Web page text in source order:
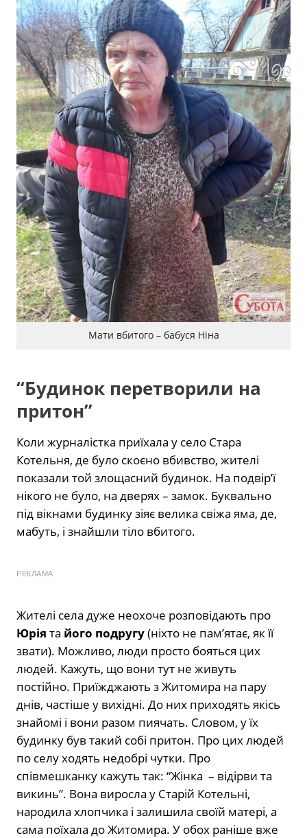
Мати вбитого – бабуся Ніна
“Будинок перетворили на
притон”
Коли журналістка приїхала у село Стара
Котельня, де було скоєно вбивство, жителі
показали той злощасний будинок. На подвір’ї
нікого не було, на дверях – замок. Буквально
під вікнами будинку зіяє велика свіжа яма, де,
мабуть, і знайшли тіло вбитого.
РЕКЛАМА
Жителі села дуже неохоче розповідають про
Юрія та його подругу(ніхто не пам’ятає, як її
звати). Можливо, люди просто бояться цих
людей. Кажуть, що вони тут не живуть
постійно. Приїжджають з Житомира на пару
днів, частіше у вихідні. До них приходять якісь
знайомі і вони разом пиячать. Словом, у їх
будинку був такий собі притон. Про цих людей
по селу ходять недобрі чутки. Про
співмешканку кажуть так: “Жінка – відірви та
викинь”. Вона виросла у Старій Котельні,
народила хлопчика і залишила своїй матері, а
сама поїхала до Житомира. У обох раніше вже